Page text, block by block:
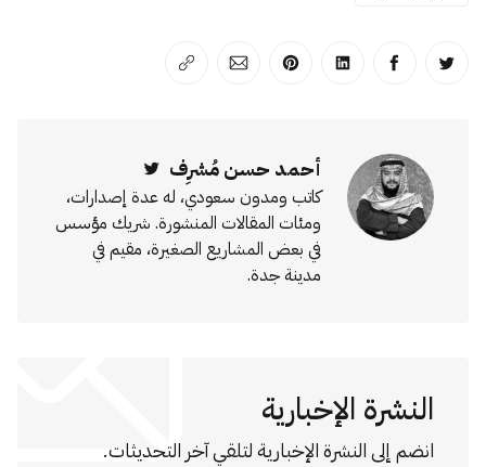
انشر على تويترانشر على الفيسبوك
انشر على لينكد إن
انشر على بينترست
انشر على الإيميل
انسخ الرابط
أحمد حسن مُشرِف
كاتب ومدون سعودي، له عدة إصدارات،
ومئات المقالات المنشورة. شريك مؤسس
في بعض المشاريع الصغيرة، مقيم في
مدينة جدة.
النشرة الإخبارية
انضم إلى النشرة الإخبارية لتلقي آخر التحديثات.